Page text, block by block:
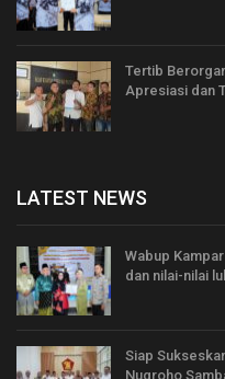
Tertib
Apresiasi dan
LATEST NEWS
Wabup
dan nilai-nilai
Siap
Nugroho